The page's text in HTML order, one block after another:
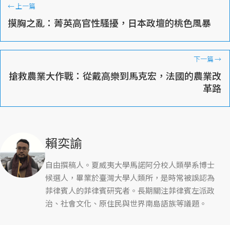
← 上一篇
摸胸之亂：菁英高官性騷擾，日本政壇的桃色風暴
下一篇→
搶救農業大作戰：從戴高樂到馬克宏，法國的農業改
革路
賴奕諭
自由撰稿人。夏威夷大學馬諾阿分校人類學系博士
候選人，畢業於臺灣大學人類所，是時常被誤認為
菲律賓人的菲律賓研究者。長期關注菲律賓左派政
治、社會文化、原住民與世界南島語族等議題。